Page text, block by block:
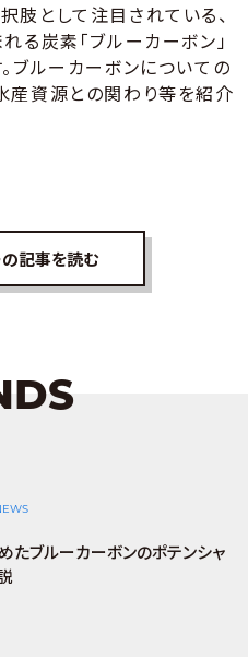
として注目されている、
る炭素「ブルーカーボン」
ブルーカーボンについての
産資源との関わり等を紹介
記事を読む
たブルーカーボンのポテンシャ